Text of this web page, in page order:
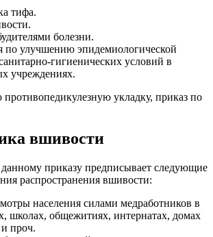
тифа.
болезни.
по улучшению эпидемиологической
гигиенических условий в
учреждениях.
противопедикулезную укладку, приказ по
вшивости
приказу предписывает следующие
распространения вшивости:
населения силами медработников в
школах, общежитиях, интернатах, домах
проч.